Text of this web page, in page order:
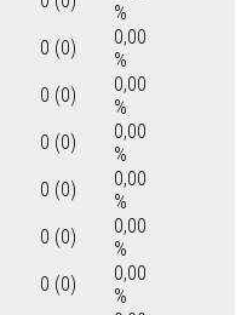
%
0 (0)
0,00
%
0 (0)
0,00
%
0 (0)
0,00
%
0 (0)
0,00
%
0 (0)
0,00
%
0 (0)
0,00
%